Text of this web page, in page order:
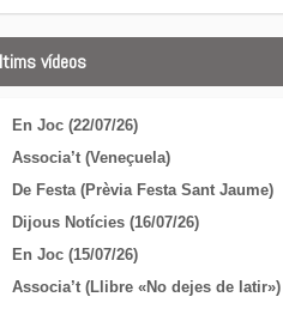
vídeos
En Joc (22/07/26)
Associa’t (Veneçuela)
De Festa (Prèvia Festa Sant Jaume)
Dijous Notícies (16/07/26)
En Joc (15/07/26)
Associa’t (Llibre «No dejes de latir»)